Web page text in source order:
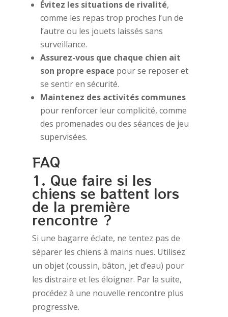
Évitez les situations de rivalité,
comme les repas trop proches l’un de
l’autre ou les jouets laissés sans
surveillance.
Assurez-vous que chaque chien ait
son propre espace pour se reposer et
se sentir en sécurité.
Maintenez des activités communes
pour renforcer leur complicité, comme
des promenades ou des séances de jeu
supervisées.
FAQ
1. Que faire si les
chiens se battent lors
de la première
rencontre ?
Si une bagarre éclate, ne tentez pas de
séparer les chiens à mains nues. Utilisez
un objet (coussin, bâton, jet d’eau) pour
les distraire et les éloigner. Par la suite,
procédez à une nouvelle rencontre plus
progressive.